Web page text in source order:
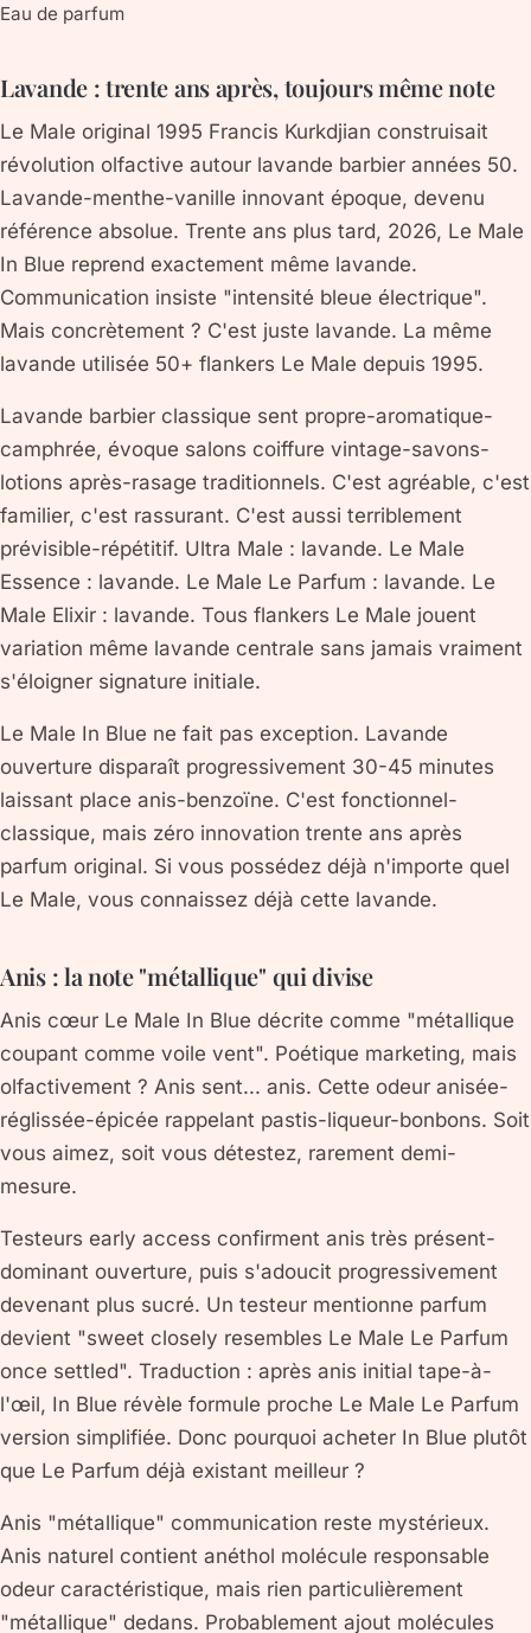
Eau de parfum
Lavande : trente ans après, toujours même note
Le Male original 1995 Francis Kurkdjian construisait
révolution olfactive autour lavande barbier années 50.
Lavande-menthe-vanille innovant époque, devenu
référence absolue. Trente ans plus tard, 2026, Le Male
In Blue reprend exactement même lavande.
Communication insiste "intensité bleue électrique".
Mais concrètement ? C'est juste lavande. La même
lavande utilisée 50+ flankers Le Male depuis 1995.
Lavande barbier classique sent propre-aromatique-
camphrée, évoque salons coiffure vintage-savons-
lotions après-rasage traditionnels. C'est agréable, c'est
familier, c'est rassurant. C'est aussi terriblement
prévisible-répétitif. Ultra Male : lavande. Le Male
Essence : lavande. Le Male Le Parfum : lavande. Le
Male Elixir : lavande. Tous flankers Le Male jouent
variation même lavande centrale sans jamais vraiment
s'éloigner signature initiale.
Le Male In Blue ne fait pas exception. Lavande
ouverture disparaît progressivement 30-45 minutes
laissant place anis-benzoïne. C'est fonctionnel-
classique, mais zéro innovation trente ans après
parfum original. Si vous possédez déjà n'importe quel
Le Male, vous connaissez déjà cette lavande.
Anis : la note "métallique" qui divise
Anis cœur Le Male In Blue décrite comme "métallique
coupant comme voile vent". Poétique marketing, mais
olfactivement ? Anis sent... anis. Cette odeur anisée-
réglissée-épicée rappelant pastis-liqueur-bonbons. Soit
vous aimez, soit vous détestez, rarement demi-
mesure.
Testeurs early access confirment anis très présent-
dominant ouverture, puis s'adoucit progressivement
devenant plus sucré. Un testeur mentionne parfum
devient "sweet closely resembles Le Male Le Parfum
once settled". Traduction : après anis initial tape-à-
l'œil, In Blue révèle formule proche Le Male Le Parfum
version simplifiée. Donc pourquoi acheter In Blue plutôt
que Le Parfum déjà existant meilleur ?
Anis "métallique" communication reste mystérieux.
Anis naturel contient anéthol molécule responsable
odeur caractéristique, mais rien particulièrement
"métallique" dedans. Probablement ajout molécules